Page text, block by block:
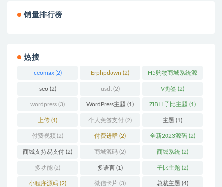
销量排行榜
热搜
ceomax(2) Erphpdown (2) H5购物商城系统源
码(2)
seo (2) usdt(2) V免签 (2)
wordpress (3) WordPress主题 (1) ZIBLL子比主题 (1)
上传 (1) 个人免签支付 (2) 主题 (1)
付费视频 (2) 付费进群 (2) 全新2023源码 (2)
商城支持易支付 (2) 商城源码 (2) 商城系统 (2)
多功能 (2) 多语言 (1) 子比主题 (2)
小程序源码 (2) 微信卡片 (3) 总裁主题 (4)